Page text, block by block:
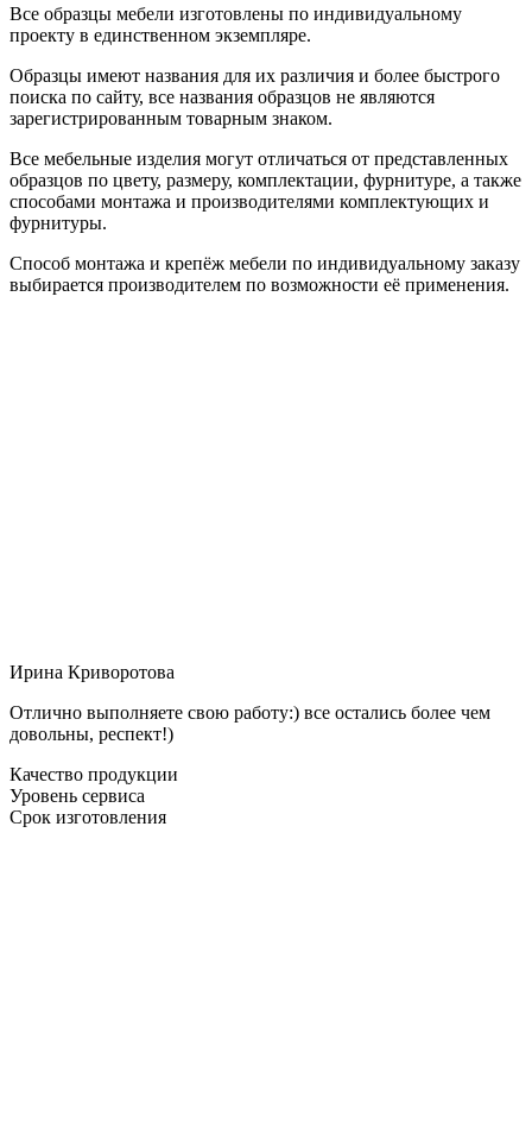
Все образцы мебели изготовлены по индивидуальному
проекту в единственном экземпляре.
Образцы имеют названия для их различия и более быстрого
поиска по сайту, все названия образцов не являются
зарегистрированным товарным знаком.
Все мебельные изделия могут отличаться от представленных
образцов по цвету, размеру, комплектации, фурнитуре, а также
способами монтажа и производителями комплектующих и
фурнитуры.
Способ монтажа и крепёж мебели по индивидуальному заказу
выбирается производителем по возможности её применения.
Ирина Криворотова
Отлично выполняете свою работу:) все остались более чем
довольны, респект!)
Качество продукции
Уровень сервиса
Срок изготовления